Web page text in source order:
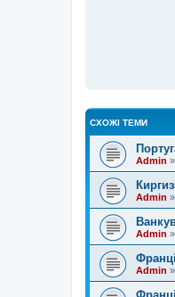
СХОЖІ ТЕМИ
Admin »
Admin »
Admin »
Admin »